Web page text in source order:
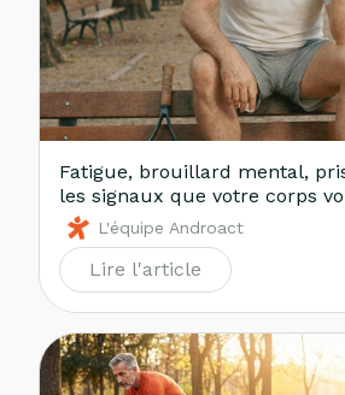
Fatigue, brouillard mental,
les signaux que votre corps
L'équipe Androact
Lire l'article